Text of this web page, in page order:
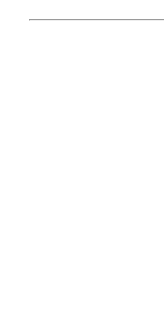
Lodges oder
Polizei
falls es Probleme